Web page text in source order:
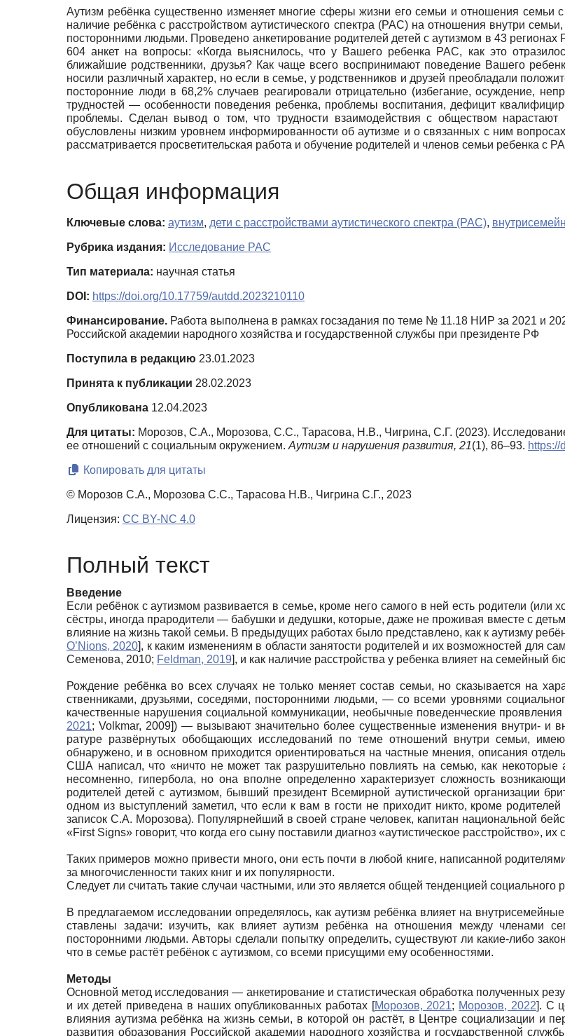
Аутизм ребёнка существенно изменяет многие сферы жизни его семьи и отношения семьи
наличие ребёнка с расстройством аутистического спектра (РАС) на отношения внутри
посторонними людь­ми. Проведено анкетирование родителей детей с аутизмом в 43
604 анкет на вопросы: «Когда выяснилось, что у Вашего ребенка РАС, как это
ближайшие родственники, друзья? Как чаще всего воспринимают поведение Вашего
носили различный характер, но если в семье, у родственников и друзей преобладали
посторонние люди в 68,2% случаев реагировали отрицательно (избе­гание, осуждение,
трудностей — особенности поведения ребенка, проблемы воспитания, дефицит
проблемы. Сделан вывод о том, что трудности взаимодействия с обществом
обусловлены низким уровнем информированности об аутизме и о связанных с ним
рассматривается просветительская работа и обучение родителей и членов семьи ребенка с
Общая информация
Ключевые слова: аутизм, дети с расстройствами аутистического спектра (РАС),
Рубрика издания: Исследование РАС
Тип материала: научная статья
DOI: https://doi.org/10.17759/autdd.2023210110
Финансирование. Работа выполнена в рамках госзадания по теме № 11.18 НИР за 2021 и
Российской академии народного хозяйства и государственной службы при президенте РФ
Поступила в редакцию 23.01.2023
Принята к публикации 28.02.2023
Опубликована 12.04.2023
Для цитаты: Морозов, С.А., Морозова, С.С., Тарасова, Н.В., Чигрина, С.Г. (2023).
ее отношений с социальным окружением. Аутизм и нарушения развития, 21(1), 86–93. https://
Копировать для цитаты
© Морозов С.А., Морозова С.С., Тарасова Н.В., Чигрина С.Г., 2023
Лицензия: CC BY-NC 4.0
Полный текст
Введение
Если ребёнок с аутизмом развивается в семье, кроме него самого в ней есть родители (или
сёстры, иногда прародители — бабушки и дедушки, которые, даже не проживая вместе с
влияние на жизнь такой семьи. В предыдущих рабо­тах было представлено, как к аутизму
O’Nions, 2020], к каким изменениям в области занятости родителей и их возможностей для
Семенова, 2010; Feldman, 2019], и как на­личие расстройства у ребенка влияет на семейный
Рождение ребёнка во всех случаях не только меняет состав семьи, но сказывается на
ственниками, друзьями, соседями, посторонними людьми, — со всеми уровнями
качественные нарушения социальной коммуника­ции, необычные поведенческие проявления
2021; Volkmar, 2009]) — вызывают значительно более существенные изменения внутри- и
ратуре развёрнутых обобщающих исследований по теме отношений внутри семьи,
обнаружено, и в основном приходится ориентироваться на част­ные мнения, описания
США написал, что «ничто не может так разрушительно повлиять на семью, как некоторые
несомненно, гипербола, но она вполне определенно характеризует сложность
родителей детей с аутизмом, быв­ший президент Всемирной аутистической органи­зации
одном из выступлений заметил, что если к вам в гости не приходит никто, кроме
записок С.А. Морозова). Популярней­ший в своей стране человек, капитан национальной
«First Signs» говорит, что когда его сыну поставили диагноз «аутистическое расстройство»,
Таких примеров можно привести много, они есть почти в любой книге, написанной
за многочисленности таких книг и их попу­лярности.
Следует ли считать такие случаи частными, или это является общей тенденцией социального
В предлагаемом исследовании определялось, как аутизм ребёнка влияет на
ставлены задачи: изучить, как влияет аутизм ребёнка на отношения между членами
посторонними людьми. Авторы сделали попытку определить, су­ществуют ли какие-либо
что в семье растёт ребёнок с аутизмом, со всеми присущими ему особенностями.
Методы
Основной метод исследования — анкетирование и статистическая обработка полученных
и их детей приведена в наших опубликованных рабо­тах [Морозов, 2021; Морозов, 2022]. С
влияния аутизма ребёнка на жизнь семьи, в которой он растёт, в Центре социализации и
развития образования Российской академии народного хозяйства и государственной